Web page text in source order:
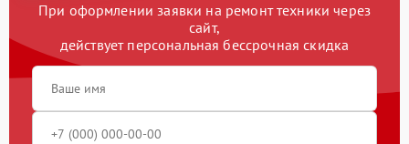
При оформлении заявки на ремонт техники через
сайт,
действует персональная бессрочная скидка